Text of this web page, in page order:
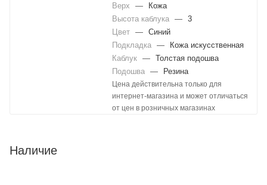
Верх
—
Кожа
Высота каблука —
3
Цвет —
Синий
Подкладка —
Кожа искусственная
Каблук —
Толстая подошва
Подошва — Резина
Цена действительна только для
интернет-магазина и может отличаться
от цен в розничных магазинах
Наличие